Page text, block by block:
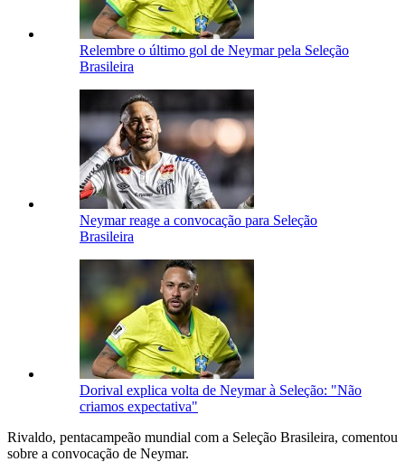
Relembre o último gol de Neymar pela Seleção
Brasileira
Neymar reage a convocação para Seleção
Brasileira
Dorival explica volta de Neymar à Seleção: "Não
criamos expectativa"
Rivaldo, pentacampeão mundial com a Seleção Brasileira, comentou
sobre a convocação de Neymar.